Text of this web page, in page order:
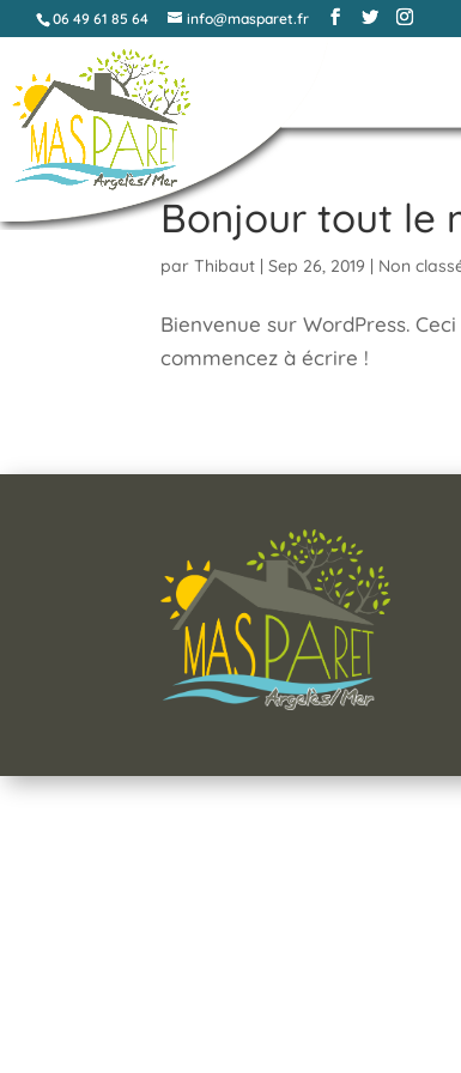
06 49 61 85 64 info@masparet.fr
Bonjour tout le
parThibaut |Sep 26, 2019 | Non
Bienvenue sur WordPress.
commencez à écrire !